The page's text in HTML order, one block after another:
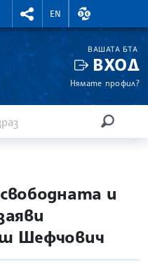
RIGHTMENU.SOCIAL
EN
ВАЛУТНИ
ВАШАТА БТА
ВХОД
Нямате профил?
и
Шефчович